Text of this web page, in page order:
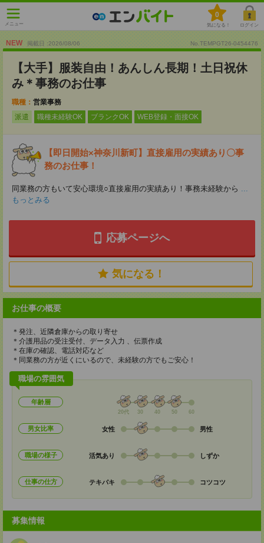
メニュー
0
気になる！ ログイン
NEW 掲載日 :2026/08/06 No.TEMPGT26-0454476
【大手】服装自由！あんしん長期！土日祝休
み＊事務のお仕事
職種： 営業事務
派遣
職種未経験OK ブランクOK WEB登録・面接OK
【即日開始×神奈川新町】直接雇用の実績あり〇事
務のお仕事！
同業務の方もいて安心環境○直接雇用の実績あり！事務未経験から ...
もっとみる
応募ページへ
気になる！
お仕事の概要
＊発注、近隣倉庫からの取り寄せ
＊介護用品の受注受付、データ入力 、伝票作成
＊在庫の確認、電話対応など
＊同業務の方が近くにいるので、未経験の方でもご安心！
職場の雰囲気
年齢層
20代 30 40 50 60
男女比率 女性 男性
職場の様子 活気あり しずか
仕事の仕方 テキパキ コツコツ
募集情報